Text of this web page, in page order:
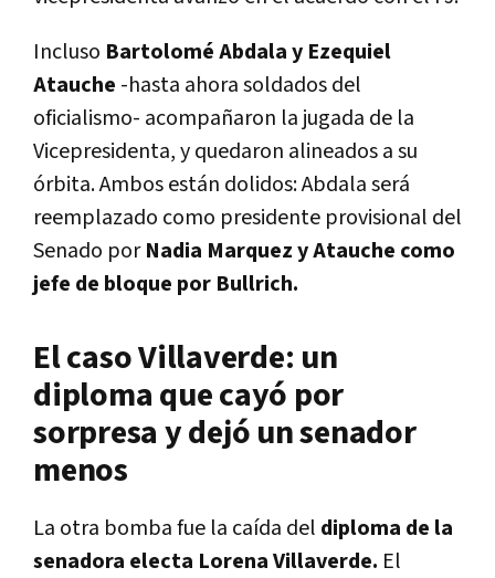
Incluso Bartolomé Abdala y Ezequiel
Atauche -hasta ahora soldados del
oficialismo- acompañaron la jugada de la
Vicepresidenta, y quedaron alineados a su
órbita. Ambos están dolidos: Abdala será
reemplazado como presidente provisional del
Senado porNadia Marquez y Atauche como
jefe de bloque por Bullrich.
El caso Villaverde: un
diploma que cayó por
sorpresa y dejó un senador
menos
La otra bomba fue la caída del diploma de la
senadora electa Lorena Villaverde. El